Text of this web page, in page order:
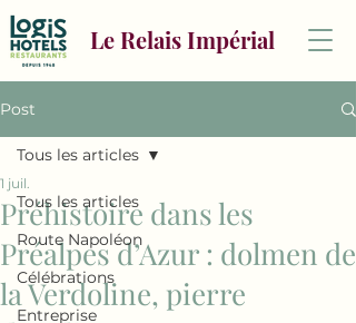
Le Relais Impérial
Post
Tous les articles
Route Napoléon
Célébrations
Entreprise
Tous les articles
Préhistoire dans les
Préalpes d’Azur : dolmen de
la Verdoline, pierre
1 juil.